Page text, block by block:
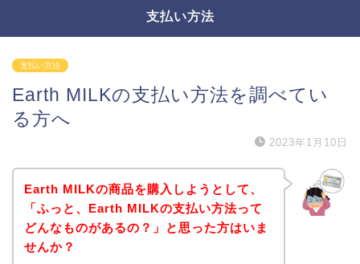
支払い方法
支払い方法
Earth MILKの支払い方法を調べてい
る方へ
2023年1月10日
Earth MILKの商品を購入しようとして、
「ふっと、Earth MILKの支払い方法って
どんなものがあるの？」と思った方はいま
せんか？